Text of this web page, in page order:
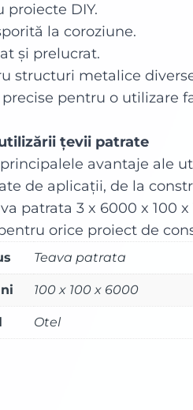
proiecte DIY.
la coroziune.
și prelucrat.
structuri metalice
pentru o utilizare
țevii patrate
avantaje ale
de aplicații, de la
patrata 3 x 6000 x
orice proiect de
Teava patrata
100 x 100 x 6000
Otel